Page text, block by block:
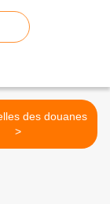
des douanes
>